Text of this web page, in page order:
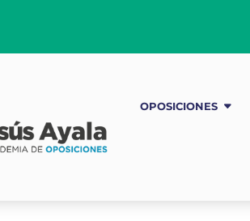
OPOSICIONES